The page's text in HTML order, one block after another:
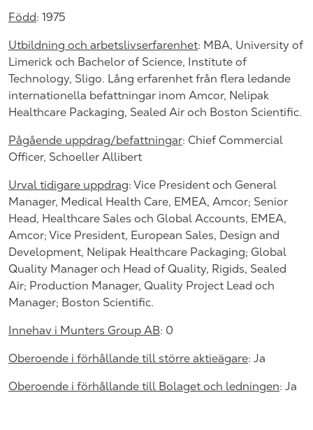
Född: 1975
Utbildning och arbetslivserfarenhet: MBA, University of
Limerick och Bachelor of Science, Institute of
Technology, Sligo. Lång erfarenhet från flera ledande
internationella befattningar inom Amcor, Nelipak
Healthcare Packaging, Sealed Air och Boston Scientific.
Pågående uppdrag/befattningar: Chief Commercial
Officer, Schoeller Allibert
Urval tidigare uppdrag: Vice President och General
Manager, Medical Health Care, EMEA, Amcor; Senior
Head, Healthcare Sales och Global Accounts, EMEA,
Amcor; Vice President, European Sales, Design and
Development, Nelipak Healthcare Packaging; Global
Quality Manager och Head of Quality, Rigids, Sealed
Air; Production Manager, Quality Project Lead och
Manager; Boston Scientific.
Innehav i Munters Group AB: 0
Oberoende i förhållande till större aktieägare: Ja
Oberoende i förhållande till Bolaget och ledningen: Ja